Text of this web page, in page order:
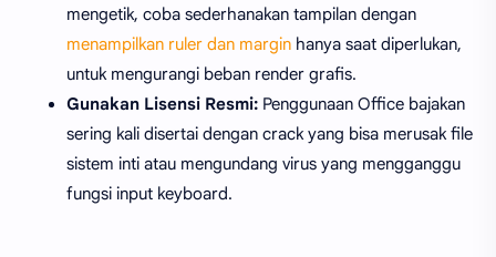
mengetik, coba sederhanakan tampilan dengan
menampilkan ruler dan margin hanya saat diperlukan,
untuk mengurangi beban render grafis.
Gunakan Lisensi Resmi: Penggunaan Office bajakan
sering kali disertai dengan crack yang bisa merusak file
sistem inti atau mengundang virus yang mengganggu
fungsi input keyboard.